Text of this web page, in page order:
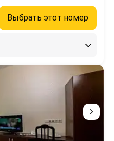
Выбрать этот номер